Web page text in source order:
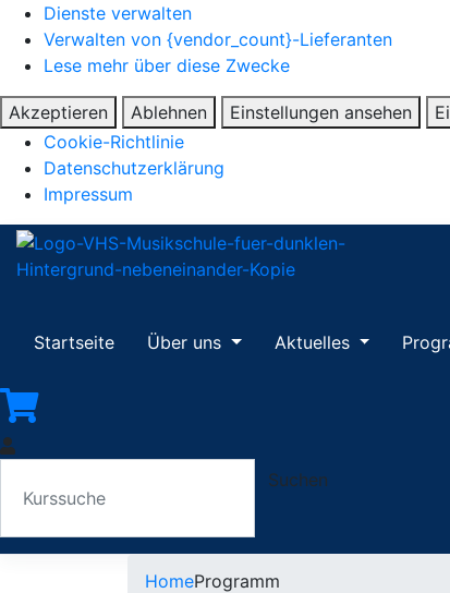
Dienste verwalten
Verwalten von {vendor_count}-Lieferanten
Lese mehr über diese Zwecke
Akzeptieren Ablehnen Einstellungen ansehen
Cookie-Richtlinie
Datenschutzerklärung
Impressum
Startseite Über uns Aktuelles
Suchen
HomeProgramm